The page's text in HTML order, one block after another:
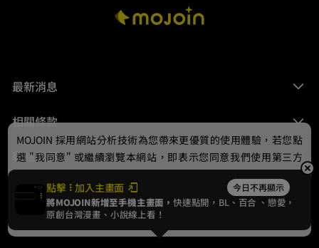
最新消息
相關條款
聯絡我們
© 2024 gamania Digital Entertainment Co., Ltd.
點擊 加入主畫面 今日不再顯示
將MOJOIN新增至手機主畫面，快速點開，BL、 百合 、戀愛，
原創台灣漫畫、小說線上看！
MOJOIN 採用網站分析技術為您帶來更優質的使用體驗，若您點
選 "我同意" 或繼續瀏覽本網站，即表示您同意我們使用第三方
Cookie，欲瞭解更多資訊請見隱私權政策。
我同意